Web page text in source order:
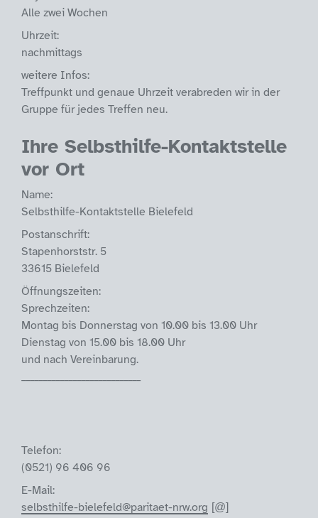
Alle zwei Wochen
Uhrzeit:
nachmittags
weitere Infos:
Treffpunkt und genaue Uhrzeit verabreden wir in der
Gruppe für jedes Treffen neu.
Ihre Selbsthilfe-Kontaktstelle
vor Ort
Name:
Selbsthilfe-Kontaktstelle Bielefeld
Postanschrift:
Stapenhorststr. 5
33615 Bielefeld
Öffnungszeiten:
Sprechzeiten:
Montag bis Donnerstag von 10.00 bis 13.00 Uhr
Dienstag von 15.00 bis 18.00 Uhr
und nach Vereinbarung.
Telefon:
(0521) 96 406 96
E-Mail:
selbsthilfe-bielefeld@paritaet-nrw.org